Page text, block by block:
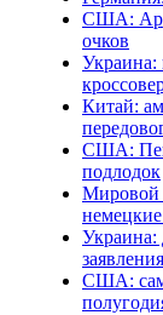
США:
очков
Украина:
Китай:
США:
подлодок
Мировой
Украина:
заявления
США: